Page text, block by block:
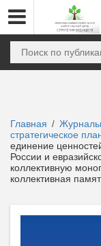
Главная / Журналы
стратегическое
единение
России и
коллективную
коллективная